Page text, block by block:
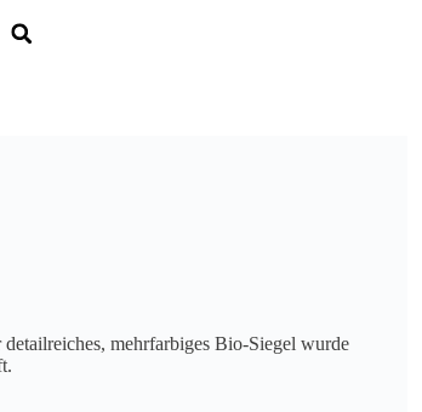
mehrfarbiges Bio-Siegel wurde